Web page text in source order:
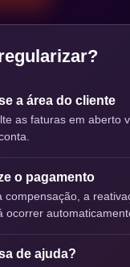
a área do cliente
as faturas em aberto
o pagamento
compensação, a
ocorrer
de ajuda?